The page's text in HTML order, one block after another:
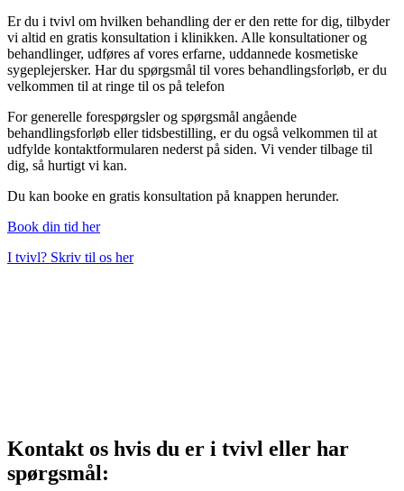
Er du i tvivl om hvilken behandling der er den rette for dig, tilbyder
vi altid en gratis konsultation i klinikken. Alle konsultationer og
behandlinger, udføres af vores erfarne, uddannede kosmetiske
sygeplejersker. Har du spørgsmål til vores behandlingsforløb, er du
velkommen til at ringe til os på telefon
For generelle forespørgsler og spørgsmål angående
behandlingsforløb eller tidsbestilling, er du også velkommen til at
udfylde kontaktformularen nederst på siden. Vi vender tilbage til
dig, så hurtigt vi kan.
Du kan booke en gratis konsultation på knappen herunder.
Book din tid her
I tvivl? Skriv til os her
Kontakt os hvis du er i tvivl eller har
spørgsmål: